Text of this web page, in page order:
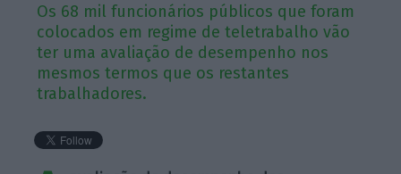
Os 68 mil funcionários públicos que foram
colocados em regime de teletrabalho vão
ter uma avaliação de desempenho nos
mesmos termos que os restantes
trabalhadores.